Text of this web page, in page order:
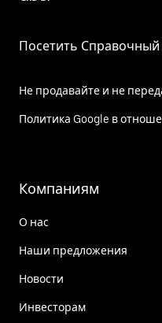
Посетить Справочный
Не продавайте и не
Политика Google в
Компаниям
О нас
Наши предложения
Новости
Инвесторам